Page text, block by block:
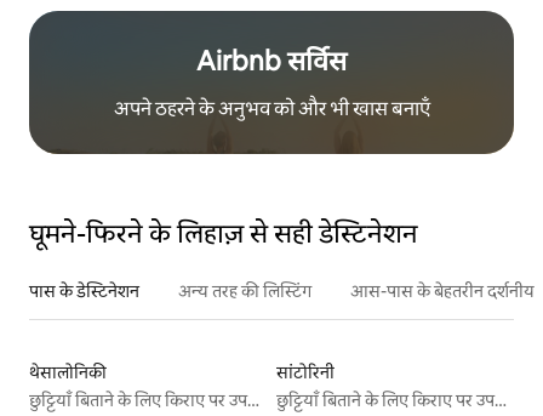
Airbnb सर्विस
अपने ठहरने के अनुभव को और भी खास बनाएँ
घूमने-फिरने के लिहाज़ से सही डेस्टिनेशन
पास के डेस्टिनेशन अन्य तरह की लिस्टिंग आस-पास के बेहतरीन दर्शनीय
थेसालोनिकी
छुट्टियाँ बिताने के लिए किराए पर उपलब्ध जगहें
सांटोरिनी
छुट्टियाँ बिताने के लिए किराए पर उपलब्ध जगहें